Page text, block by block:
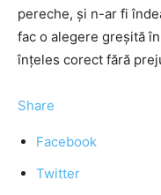
pereche, şi n-ar fi
fac o alegere greşită
înţeles corect fără
Share
Facebook
Twitter